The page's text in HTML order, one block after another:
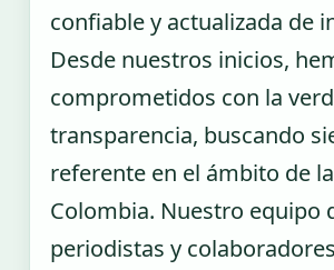
confiable y actualizada de
Desde nuestros inicios,
comprometidos con la
transparencia, buscando
referente en el ámbito de
Colombia. Nuestro equipo
periodistas y